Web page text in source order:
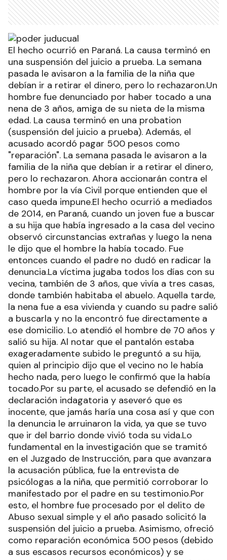
El hecho ocurrió en Paraná. La causa terminó en
una suspensión del juicio a prueba. La semana
pasada le avisaron a la familia de la niña que
debían ir a retirar el dinero, pero lo rechazaron.Un
hombre fue denunciado por haber tocado a una
nena de 3 años, amiga de su nieta de la misma
edad. La causa terminó en una probation
(suspensión del juicio a prueba). Además, el
acusado acordó pagar 500 pesos como
"reparación". La semana pasada le avisaron a la
familia de la niña que debían ir a retirar el dinero,
pero lo rechazaron. Ahora accionarán contra el
hombre por la vía Civil porque entienden que el
caso queda impune.El hecho ocurrió a mediados
de 2014, en Paraná, cuando un joven fue a buscar
a su hija que había ingresado a la casa del vecino
observó circunstancias extrañas y luego la nena
le dijo que el hombre la había tocado. Fue
entonces cuando el padre no dudó en radicar la
denuncia.La víctima jugaba todos los días con su
vecina, también de 3 años, que vivía a tres casas,
donde también habitaba el abuelo. Aquella tarde,
la nena fue a esa vivienda y cuando su padre salió
a buscarla y no la encontró fue directamente a
ese domicilio. Lo atendió el hombre de 70 años y
salió su hija. Al notar que el pantalón estaba
exageradamente subido le preguntó a su hija,
quien al principio dijo que el vecino no le había
hecho nada, pero luego le confirmó que la había
tocado.Por su parte, el acusado se defendió en la
declaración indagatoria y aseveró que es
inocente, que jamás haría una cosa así y que con
la denuncia le arruinaron la vida, ya que se tuvo
que ir del barrio donde vivió toda su vida.Lo
fundamental en la investigación que se tramitó
en el Juzgado de Instrucción, para que avanzara
la acusación pública, fue la entrevista de
psicólogas a la niña, que permitió corroborar lo
manifestado por el padre en su testimonio.Por
esto, el hombre fue procesado por el delito de
Abuso sexual simple y el año pasado solicitó la
suspensión del juicio a prueba. Asimismo, ofreció
como reparación económica 500 pesos (debido
a sus escasos recursos económicos) y se